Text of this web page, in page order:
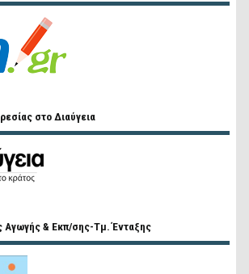
στο Διαύγεια
Αγωγής & Εκπ/σης-Τμ. Ένταξης